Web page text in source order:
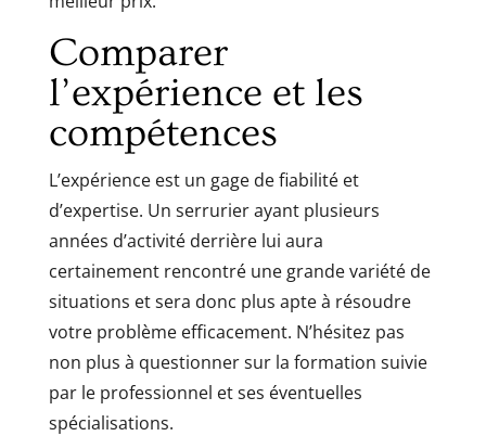
Comparer
l’expérience et les
compétences
L’expérience est un gage de fiabilité et
d’expertise. Un serrurier ayant plusieurs
années d’activité derrière lui aura
certainement rencontré une grande variété de
situations et sera donc plus apte à résoudre
votre problème efficacement. N’hésitez pas
non plus à questionner sur la formation suivie
par le professionnel et ses éventuelles
spécialisations.